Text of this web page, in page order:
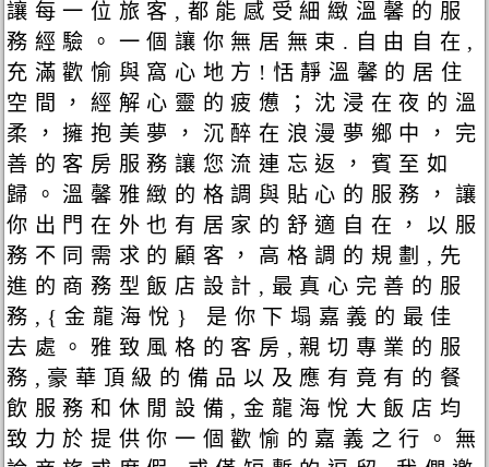
讓每一位旅客,都能感受細緻溫馨的服
務經驗。一個讓你無居無束.自由自在,
充滿歡愉與窩心地方!恬靜溫馨的居住
空間，經解心靈的疲憊；沈浸在夜的溫
柔，擁抱美夢，沉醉在浪漫夢鄉中，完
善的客房服務讓您流連忘返，賓至如
歸。溫馨雅緻的格調與貼心的服務，讓
你出門在外也有居家的舒適自在，以服
務不同需求的顧客，高格調的規劃,先
進的商務型飯店設計,最真心完善的服
務,{金龍海悅} 是你下塌嘉義的最佳
去處。雅致風格的客房,親切專業的服
務,豪華頂級的備品以及應有竟有的餐
飲服務和休閒設備,金龍海悅大飯店均
致力於提供你一個歡愉的嘉義之行。無